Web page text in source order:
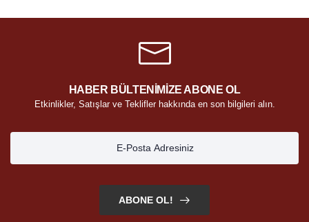
HABER BÜLTENİMİZE ABONE OL
Etkinlikler, Satışlar ve Teklifler hakkında en son bilgileri alın.
ABONE OL!